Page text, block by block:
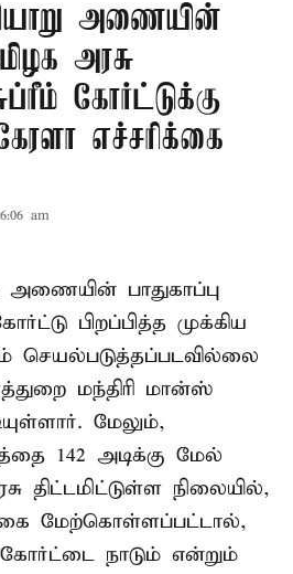
அணையின்
அரசு
கோர்ட்டுக்கு
எச்சரிக்கை
am
அணையின் பாதுகாப்பு
பிறப்பித்த முக்கிய
செயல்படுத்தப்படவில்லை
மந்திரி மான்ஸ்
மேலும்,
142 அடிக்கு மேல்
திட்டமிட்டுள்ள நிலையில்,
மேற்கொள்ளப்பட்டால்,
நாடும் என்றும்